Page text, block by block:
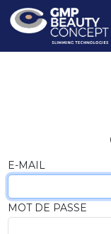
E-MAIL
MOT DE PASSE